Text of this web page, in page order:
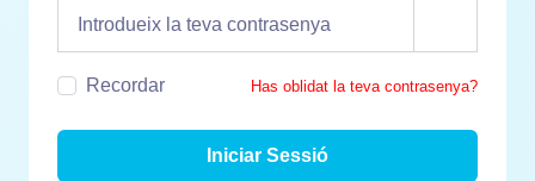
Recordar Has oblidat la teva contrasenya?
Iniciar Sessió